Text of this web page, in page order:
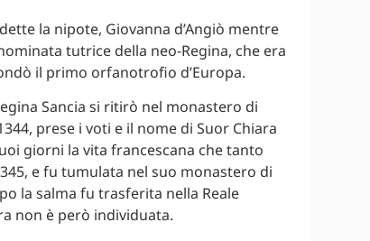
la nipote, Giovanna d’Angiò mentre
tutrice della neo-Regina, che era
il primo orfanotrofio d’Europa.
Sancia si ritirò nel monastero di
prese i voti e il nome di Suor Chiara
giorni la vita francescana che tanto
e fu tumulata nel suo monastero di
la salma fu trasferita nella Reale
non è però individuata.